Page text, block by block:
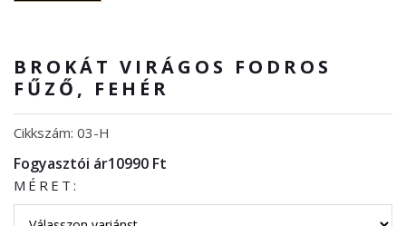
BROKÁT VIRÁGOS FODROS
FŰZŐ, FEHÉR
Cikkszám: 03-H
Fogyasztói ár10990 Ft
MÉRET: